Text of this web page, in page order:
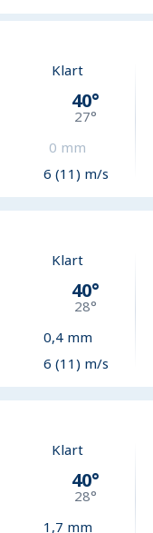
Klart
40°
27°
0 mm
6 (11) m/s
Klart
40°
28°
0,4mm
6 (11) m/s
Klart
40°
28°
1,7 mm